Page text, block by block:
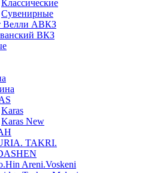
Классические
Сувенирные
Велли АВКЗ
ВКЗ
Karas
Karas New
TAKRI.
Areni.Voskeni